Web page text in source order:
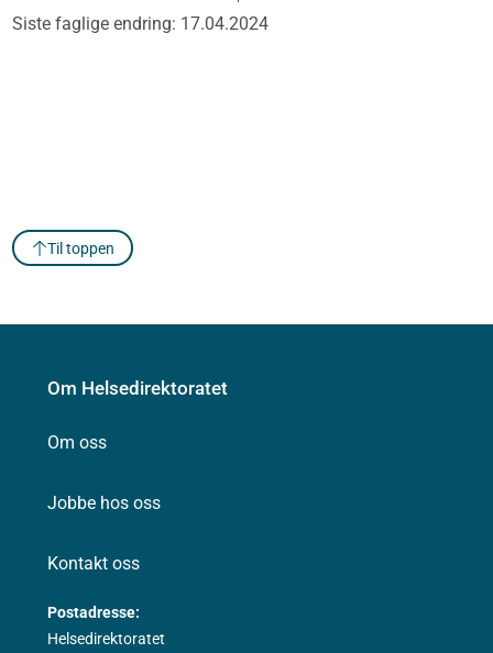
Siste faglige endring: 17.04.2024
Til toppen
Om Helsedirektoratet
Om oss
Jobbe hos oss
Kontakt oss
Postadresse:
Helsedirektoratet